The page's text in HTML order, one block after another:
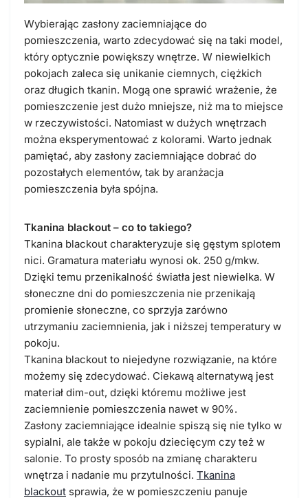
Wybierając zasłony zaciemniające do
pomieszczenia, warto zdecydować się na taki model,
który optycznie powiększy wnętrze. W niewielkich
pokojach zaleca się unikanie ciemnych, ciężkich
oraz długich tkanin. Mogą one sprawić wrażenie, że
pomieszczenie jest dużo mniejsze, niż ma to miejsce
w rzeczywistości. Natomiast w dużych wnętrzach
można eksperymentować z kolorami. Warto jednak
pamiętać, aby zasłony zaciemniające dobrać do
pozostałych elementów, tak by aranżacja
pomieszczenia była spójna.
Tkanina blackout – co to takiego?
Tkanina blackout charakteryzuje się gęstym splotem
nici. Gramatura materiału wynosi ok. 250 g/mkw.
Dzięki temu przenikalność światła jest niewielka. W
słoneczne dni do pomieszczenia nie przenikają
promienie słoneczne, co sprzyja zarówno
utrzymaniu zaciemnienia, jak i niższej temperatury w
pokoju.
Tkanina blackout to niejedyne rozwiązanie, na które
możemy się zdecydować. Ciekawą alternatywą jest
materiał dim-out, dzięki któremu możliwe jest
zaciemnienie pomieszczenia nawet w 90%.
Zasłony zaciemniające idealnie spiszą się nie tylko w
sypialni, ale także w pokoju dziecięcym czy też w
salonie. To prosty sposób na zmianę charakteru
wnętrza i nadanie mu przytulności. Tkanina
blackout sprawia, że w pomieszczeniu panuje